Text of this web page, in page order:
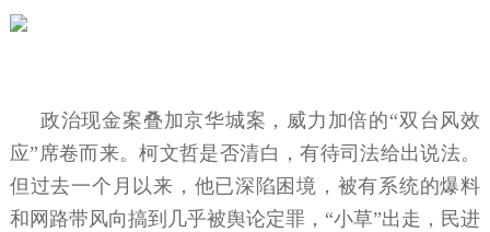
政治现金案叠加京华城案，威力加倍的“双台风效
应”席卷而来。柯文哲是否清白，有待司法给出说法。
但过去一个月以来，他已深陷困境，被有系统的爆料
和网路带风向搞到几乎被舆论定罪，“小草”出走，民进